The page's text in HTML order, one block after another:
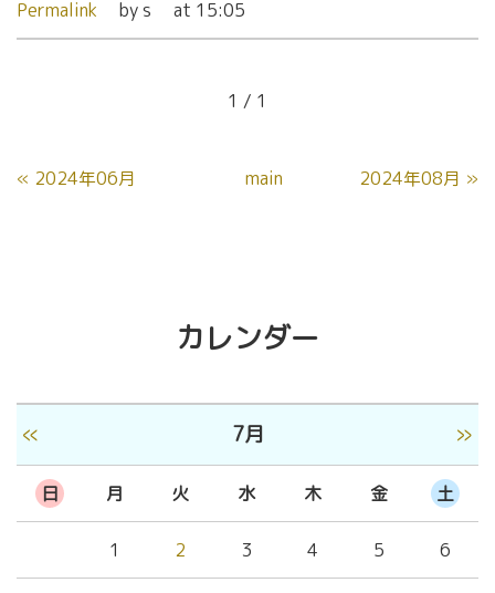
Permalink by s at 15:05
1 / 1
« 2024年06月 main 2024年08月 »
カレンダー
« 7月 »
日 月 火 水 木 金 土
1 2 3 4 5 6